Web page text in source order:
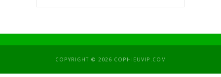
COPYRIGHT © 2026 COPHIEUVIP.COM